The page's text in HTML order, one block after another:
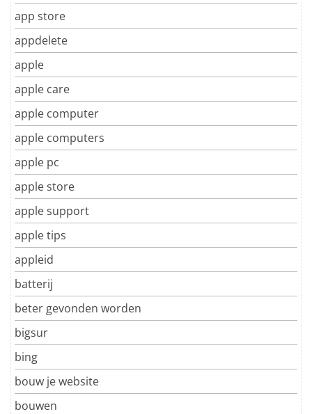
app store
appdelete
apple
apple care
apple computer
apple computers
apple pc
apple store
apple support
apple tips
appleid
batterij
beter gevonden worden
bigsur
bing
bouw je website
bouwen